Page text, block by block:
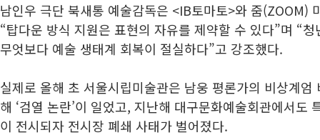
남인우 극단 북새통 예술감독은 <IB토마토>와 줌(ZOOM)
“탑다운 방식 지원은 표현의 자유를 제약할 수 있다”며 “
무엇보다 예술 생태계 회복이 절실하다”고 강조했다.
실제로 올해 초 서울시립미술관은 남웅 평론가의 비상계
해 ‘검열 논란’이 일었고, 지난해 대구문화예술회관에서도
이 전시되자 전시장 폐쇄 사태가 벌어졌다.